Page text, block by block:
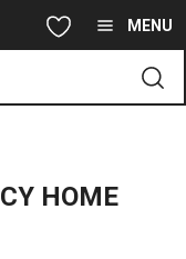
MENU
HOME